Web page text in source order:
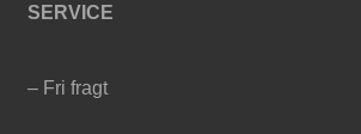
SERVICE
– Fri fragt